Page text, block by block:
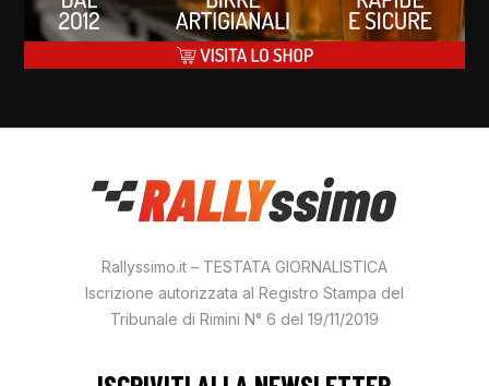
Rallyssimo.it – TESTATA GIORNALISTICA
Iscrizione autorizzata al Registro Stampa del
Tribunale di Rimini N° 6 del 19/11/2019